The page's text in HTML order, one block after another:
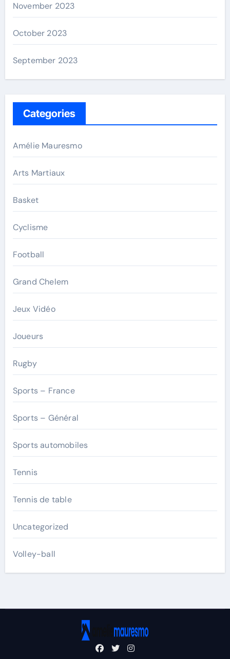
November 2023
October 2023
September 2023
Categories
Amélie Mauresmo
Arts Martiaux
Basket
Cyclisme
Football
Grand Chelem
Jeux Vidéo
Joueurs
Rugby
Sports – France
Sports – Général
Sports automobiles
Tennis
Tennis de table
Uncategorized
Volley-ball